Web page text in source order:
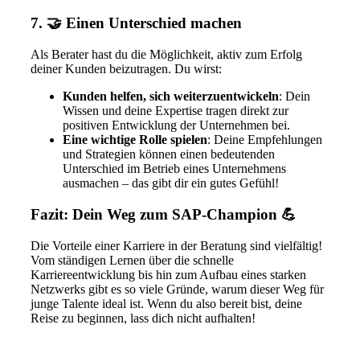
7. 🤝 Einen Unterschied machen
Als Berater hast du die Möglichkeit, aktiv zum Erfolg
deiner Kunden beizutragen. Du wirst:
Kunden helfen, sich weiterzuentwickeln: Dein
Wissen und deine Expertise tragen direkt zur
positiven Entwicklung der Unternehmen bei.
Eine wichtige Rolle spielen: Deine Empfehlungen
und Strategien können einen bedeutenden
Unterschied im Betrieb eines Unternehmens
ausmachen – das gibt dir ein gutes Gefühl!
Fazit: Dein Weg zum SAP-Champion 💪
Die Vorteile einer Karriere in der Beratung sind vielfältig!
Vom ständigen Lernen über die schnelle
Karriereentwicklung bis hin zum Aufbau eines starken
Netzwerks gibt es so viele Gründe, warum dieser Weg für
junge Talente ideal ist. Wenn du also bereit bist, deine
Reise zu beginnen, lass dich nicht aufhalten!